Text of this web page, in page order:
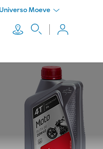
Universo Moeve